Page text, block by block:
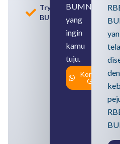
Tryout
BUMN
BUMN
yang
ingin
kamu
tuju.
Konsultasi
Gratis